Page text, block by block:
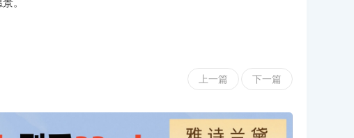
上一篇 下一篇